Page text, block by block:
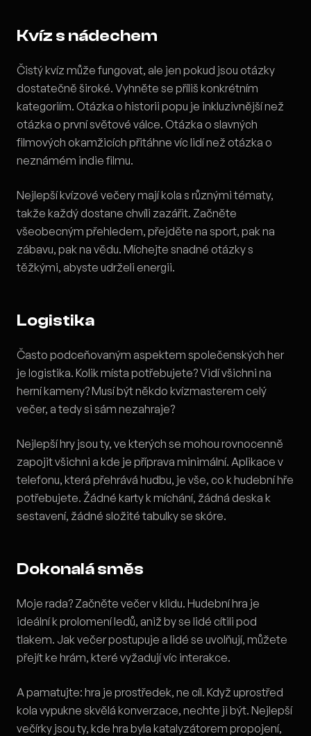
Kvíz s nádechem
Čistý kvíz může fungovat, ale jen pokud jsou otázky
dostatečně široké. Vyhněte se příliš konkrétním
kategoriím. Otázka o historii popu je inkluzivnější než
otázka o první světové válce. Otázka o slavných
filmových okamžicích přitáhne víc lidí než otázka o
neznámém indie filmu.
Nejlepší kvízové večery mají kola s různými tématy,
takže každý dostane chvíli zazářit. Začněte
všeobecným přehledem, přejděte na sport, pak na
zábavu, pak na vědu. Míchejte snadné otázky s
těžkými, abyste udrželi energii.
Logistika
Často podceňovaným aspektem společenských her
je logistika. Kolik místa potřebujete? Vidí všichni na
herní kameny? Musí být někdo kvízmasterem celý
večer, a tedy si sám nezahraje?
Nejlepší hry jsou ty, ve kterých se mohou rovnocenně
zapojit všichni a kde je příprava minimální. Aplikace v
telefonu, která přehrává hudbu, je vše, co k hudební hře
potřebujete. Žádné karty k míchání, žádná deska k
sestavení, žádné složité tabulky se skóre.
Dokonalá směs
Moje rada? Začněte večer v klidu. Hudební hra je
ideální k prolomení ledů, aniž by se lidé cítili pod
tlakem. Jak večer postupuje a lidé se uvolňují, můžete
přejít ke hrám, které vyžadují víc interakce.
A pamatujte: hra je prostředek, ne cíl. Když uprostřed
kola vypukne skvělá konverzace, nechte ji být. Nejlepší
večírky jsou ty, kde hra byla katalyzátorem propojení,